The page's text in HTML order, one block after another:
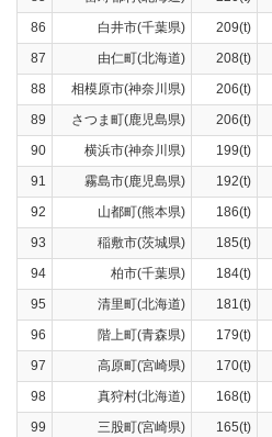
86
白井市(千葉県) 209(t)
87
由仁町(北海道) 208(t)
88
相模原市(神奈川県) 206(t)
89
さつま町(鹿児島県) 206(t)
90
横浜市(神奈川県) 199(t)
91
霧島市(鹿児島県) 192(t)
92
山都町(熊本県) 186(t)
93
稲敷市(茨城県) 185(t)
94
柏市(千葉県) 184(t)
95
清里町(北海道) 181(t)
96
階上町(青森県) 179(t)
97
高原町(宮崎県) 170(t)
98
真狩村(北海道) 168(t)
99
三股町(宮崎県) 165(t)